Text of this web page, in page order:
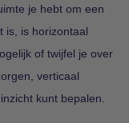
je hebt om een
is, is horizontaal
of twijfel je over
verticaal
kunt bepalen.